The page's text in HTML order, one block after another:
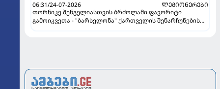
06:31/24-07-2026
ᲚᲔᲒᲘᲝᲜᲔᲠᲔᲑᲘ
თორნიკე შენგელიასთვის ბრძოლაში ფავორიტი
გამოიკვეთა - "ბარსელონა" ქართველის შენარჩუნების